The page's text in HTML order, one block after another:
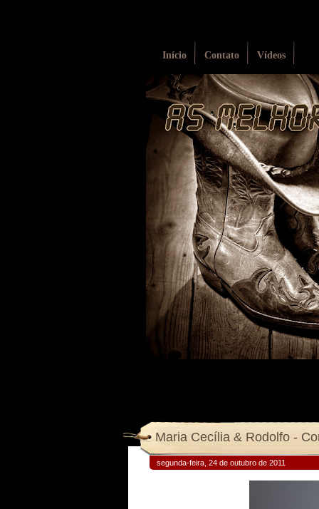
Início Contato Vídeos
Maria Cecília & Rodolfo -
segunda-feira, 24 de outubro de 2011